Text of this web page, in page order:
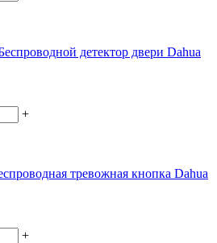
детектор двери Dahua
+
тревожная кнопка Dahua
+